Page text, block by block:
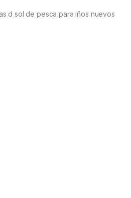
d sol de pesca para iños nuevos